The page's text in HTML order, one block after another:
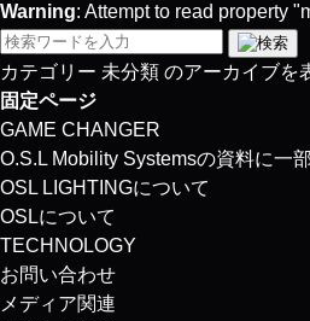
Warning: Attempt to read property
カテゴリー 未分類 のアーカイブを
固定ページ
GAME CHANGER
O.S.L Mobility Systemsの資料に一
OSL LIGHTINGについて
OSLについて
TECHNOLOGY
お問い合わせ
メディア関連